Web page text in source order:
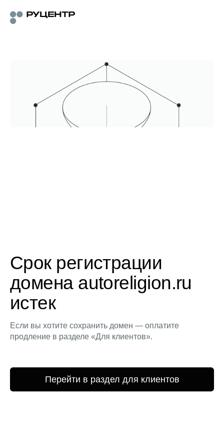
Срок регистрации
домена autoreligion.ru
истек
Если вы хотите сохранить домен — оплатите
продление в разделе «Для клиентов».
Перейти в раздел для клиентов